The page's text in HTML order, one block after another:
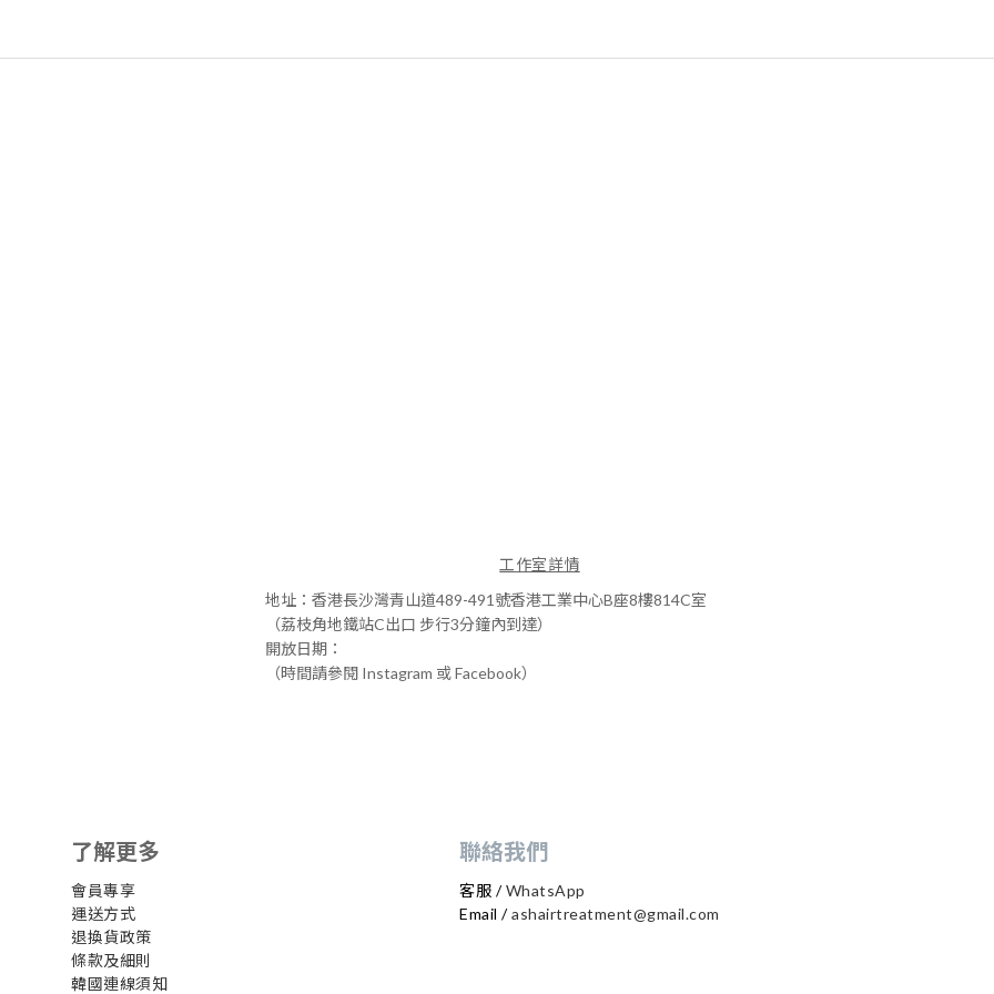
工作室詳情
地址：香港長沙灣青山道489-491號香港工業中心B座8樓814C室
（荔枝角地鐵站C出口 步行3分鐘內到達）
開放日期：
（時間請參閱 Instagram 或 Facebook）
了解更多
會員專享
運送方式
退換貨政策
條款及細則
韓國連線須知
聯絡我們
客服 /WhatsApp
Email /ashairtreatment@gmail.com